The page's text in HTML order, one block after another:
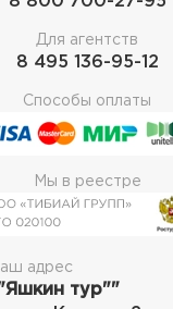
Для агентств
8 495 136-95-12
Способы оплаты
Мы в реестре
адрес
тур""